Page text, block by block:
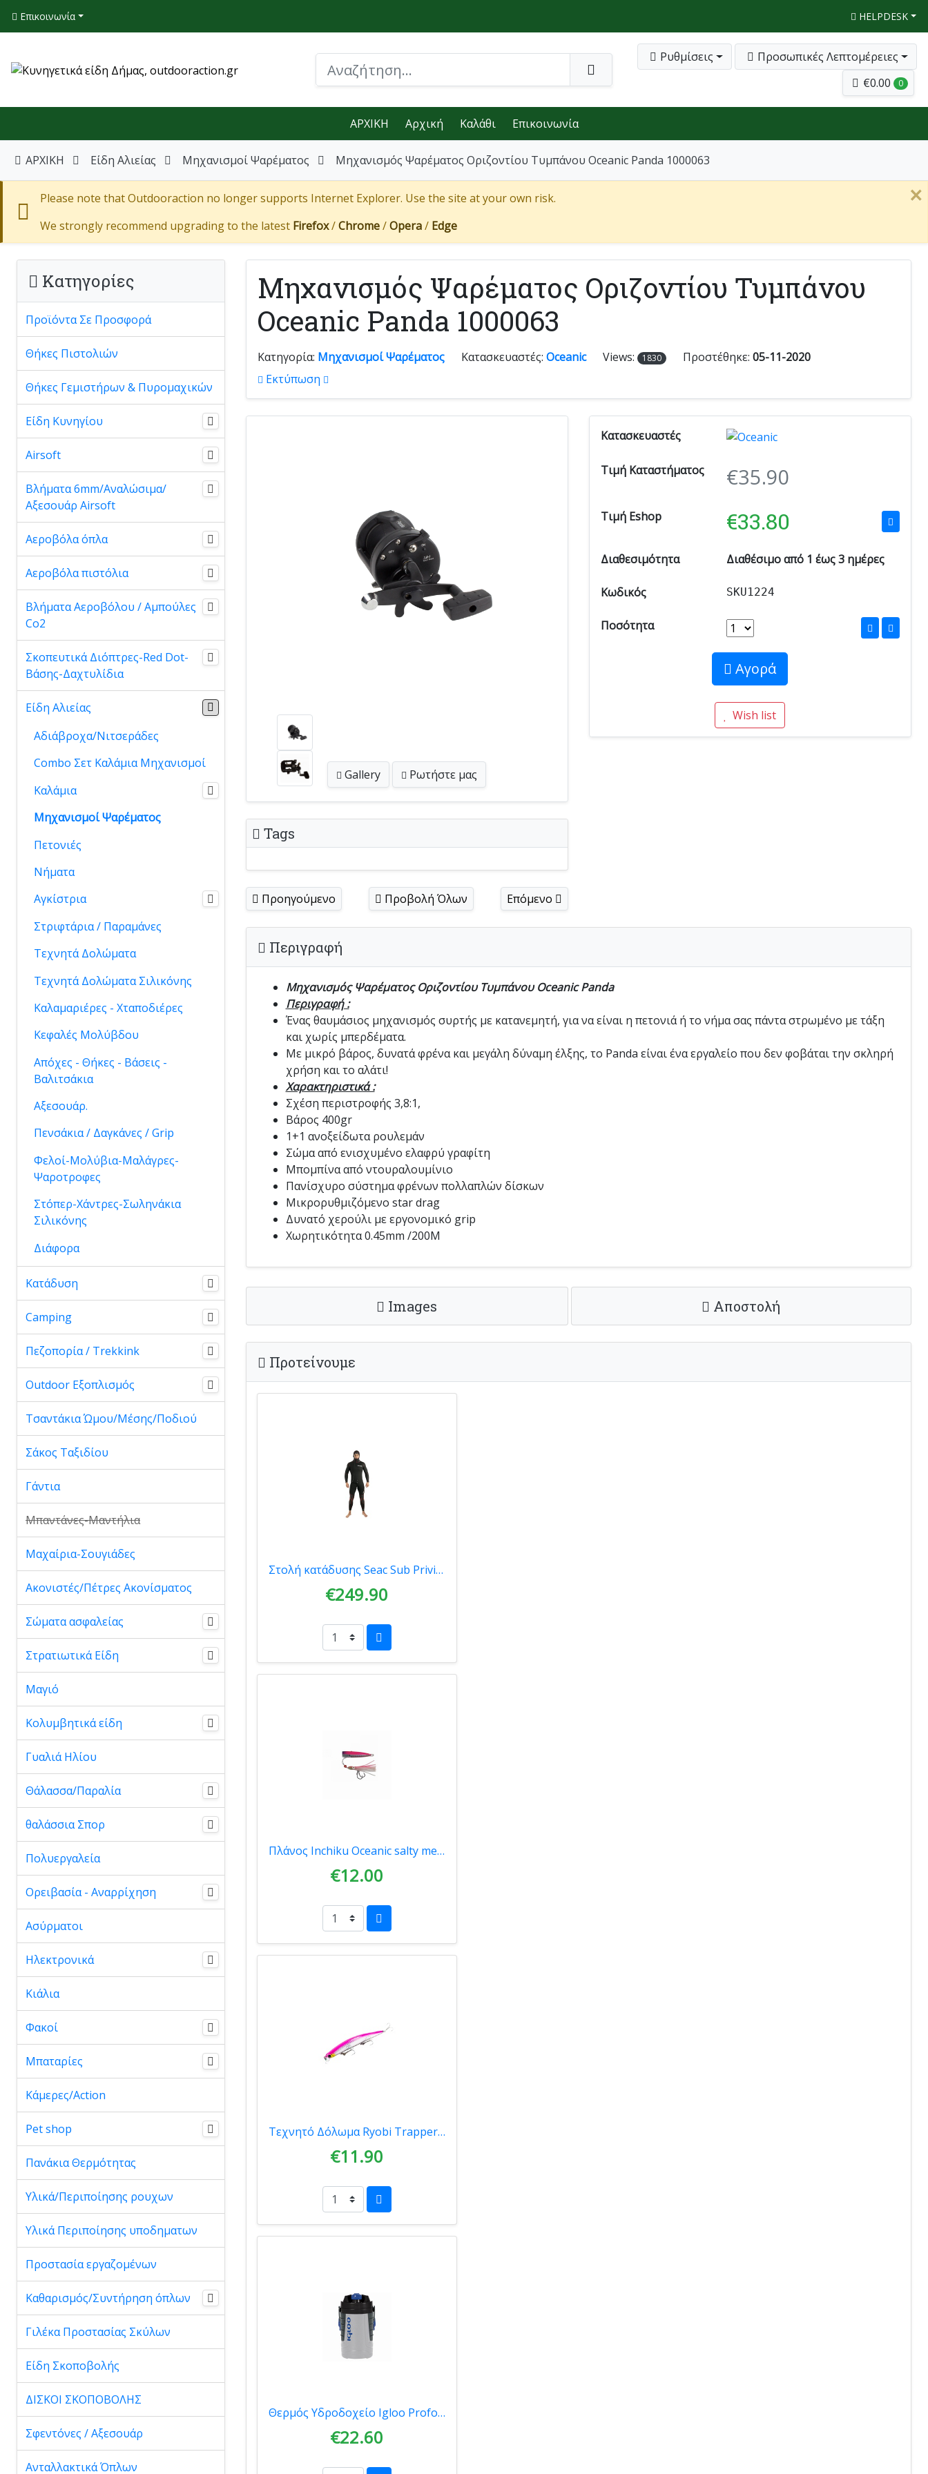
Επικοινωνία HELPDESK
Ρυθμίσεις
Προσωπικές Λεπτομέρειες
€0.00
0
ΑΡΧΙΚΗ Αρχική Καλάθι Επικοινωνία
ΑΡΧΙΚΗ Είδη Αλιείας Μηχανισμοί Ψαρέματος Μηχανισμός Ψαρέματος Οριζοντίου Τυμπάνου Oceanic Panda 1000063
Please note that Outdooraction no longer supports Internet Explorer. Use the site at your own risk.
We strongly recommend upgrading to the latest Firefox/Chrome/Opera/ Edge
×
Μηχανισμός Ψαρέματος Οριζοντίου Τυμπάνου
Oceanic Panda 1000063
Κατηγορία: Μηχανισμοί Ψαρέματος Κατασκευαστές: Oceanic Views: 1830 Προστέθηκε: 05-11-2020
Εκτύπωση
Gallery Ρωτήστε μας
Tags
Προηγούμενο Προβολή Όλων Επόμενο
Κατασκευαστές
Τιμή Καταστήματος €35.90
Τιμή Eshop €33.80
Διαθεσιμότητα Διαθέσιμο από 1 έως 3 ημέρες
Κωδικός SKU1224
Ποσότητα
Αγορά
Wish list
Περιγραφή
Μηχανισμός Ψαρέματος Οριζοντίου Τυμπάνου Oceanic Panda
Περιγραφή :
Ένας θαυμάσιος μηχανισμός συρτής με κατανεμητή, για να είναι η πετονιά ή το νήμα σας πάντα στρωμένο με τάξη
και χωρίς μπερδέματα.
Με μικρό βάρος, δυνατά φρένα και μεγάλη δύναμη έλξης, το Panda είναι ένα εργαλείο που δεν φοβάται την σκληρή
χρήση και το αλάτι!
Χαρακτηριστικά :
Σχέση περιστροφής 3,8:1,
Βάρος 400gr
1+1 ανοξείδωτα ρουλεμάν
Σώμα από ενισχυμένο ελαφρύ γραφίτη
Μπομπίνα από ντουραλουμίνιο
Πανίσχυρο σύστημα φρένων πολλαπλών δίσκων
Μικρορυθμιζόμενο star drag
Δυνατό χερούλι με εργονομικό grip
Χωρητικότητα 0.45mm /200Μ
Images Αποστολή
Προτείνουμε
Στολή κατάδυσης Seac Sub Privilege XT 5.mm 0010065007040
€249.90
Πλάνος Inchiku Oceanic salty metal 120gr Pink 70014
€12.00
Τεχνητό Δόλωμα Ryobi Trappers Pro Minnow 143mm Sinking 10009323
€11.90
Θερμός Υδροδοχείο Igloo Proformance 1L Black/Grey/Blue 41402
€22.60
Κατηγορίες
Προϊόντα Σε Προσφορά
Θήκες Πιστολιών
Θήκες Γεμιστήρων & Πυρομαχικών
Είδη Κυνηγίου
Airsoft
Βλήματα 6mm/Αναλώσιμα/
Αξεσουάρ Airsoft
Αεροβόλα όπλα
Αεροβόλα πιστόλια
Βλήματα Αεροβόλου / Αμπούλες
Co2
Σκοπευτικά Διόπτρες-Red Dot-
Βάσης-Δαχτυλίδια
Είδη Αλιείας
Αδιάβροχα/Νιτσεράδες
Combo Σετ Καλάμια Μηχανισμοί
Καλάμια
Μηχανισμοί Ψαρέματος
Πετονιές
Νήματα
Αγκίστρια
Στριφτάρια / Παραμάνες
Τεχνητά Δολώματα
Τεχνητά Δολώματα Σιλικόνης
Καλαμαριέρες - Χταποδιέρες
Κεφαλές Μολύβδου
Απόχες - Θήκες - Βάσεις -
Βαλιτσάκια
Αξεσουάρ.
Πενσάκια / Δαγκάνες / Grip
Φελοί-Μολύβια-Μαλάγρες-
Ψαροτροφες
Στόπερ-Χάντρες-Σωληνάκια
Σιλικόνης
Διάφορα
Κατάδυση
Camping
Πεζοπορία / Trekkink
Outdoor Εξοπλισμός
Τσαντάκια Ώμου/Μέσης/Ποδιού
Σάκος Ταξιδίου
Γάντια
Μπαντάνες-Μαντήλια
Μαχαίρια-Σουγιάδες
Ακονιστές/Πέτρες Ακονίσματος
Σώματα ασφαλείας
Στρατιωτικά Είδη
Μαγιό
Κολυμβητικά είδη
Γυαλιά Ηλίου
Θάλασσα/Παραλία
θαλάσσια Σπορ
Πολυεργαλεία
Ορειβασία - Αναρρίχηση
Ασύρματοι
Ηλεκτρονικά
Κιάλια
Φακοί
Μπαταρίες
Κάμερες/Action
Pet shop
Πανάκια Θερμότητας
Υλικά/Περιποίησης ρουχων
Υλικά Περιποίησης υποδηματων
Προστασία εργαζομένων
Καθαρισμός/Συντήρηση όπλων
Γιλέκα Προστασίας Σκύλων
Είδη Σκοποβολής
ΔΙΣΚΟΙ ΣΚΟΠΟΒΟΛΗΣ
Σφεντόνες / Αξεσουάρ
Ανταλλακτικά Όπλων